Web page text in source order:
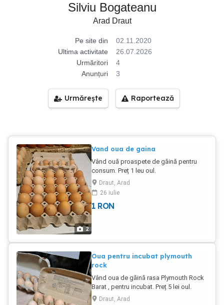
Silviu Bogateanu
Arad Draut
Pe site din
02.11.2020
Ultima activitate
26.07.2026
Urmăritori
4
Anunțuri
3
Urmărește Raportează
2
Vand oua de gaina
Vând ouă proaspete de găină pentru
consum. Preț 1 leu oul.
Draut, Arad
26 iulie
1 RON
Oua pentru incubat plymouth
rock
Vând oua de găină rasa Plymouth Rock
Barat , pentru incubat. Preț 5 lei oul.
Detalii la telefon.
Draut, Arad